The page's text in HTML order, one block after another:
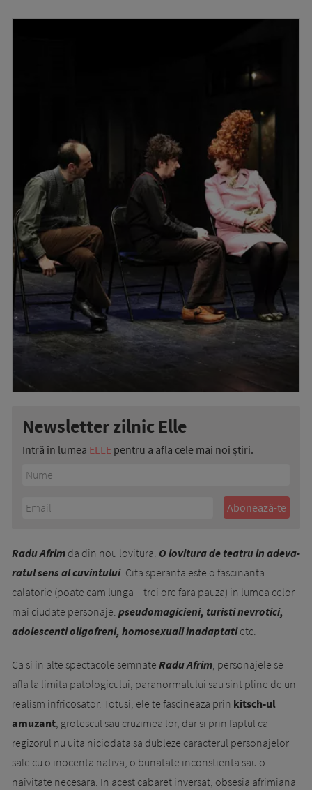
Newsletter zilnic Elle
Intră în lumea ELLE pentru a afla cele mai noi știri.
Radu Afrim da din nou lovitura. O lovitura de teatru in adev­a­
ra­tul sens al cuvintului. Cita speranta este o fascinanta
calatorie (poate cam lunga – trei ore fara pauza) in lumea celor
mai ciudate personaje: pseudomagicieni, turisti nevrotici,
adolescenti oligofreni, homosexuali inadaptatietc.
Ca si in alte spectacole semnate Radu Afrim, personajele se
afla la limita patologicului, paranormalului sau sint pline de un
realism infricosator. Totusi, ele te fascineaza prin kitsch-ul
amuzant, grotescul sau cru­zimea lor, dar si prin faptul ca
regizorul nu uita niciodata sa dubleze carac­terul personajelor
sale cu o inocenta nativa, o bunatate inconstienta sau o
naivitate necesara. In acest cabaret inversat, obsesia afrimiana